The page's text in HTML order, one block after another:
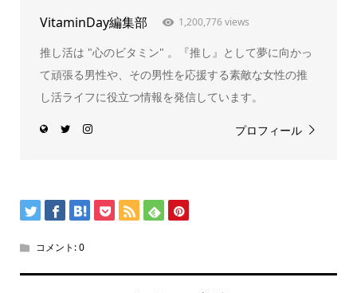
VitaminDay編集部 1,200,776 views
推し活は "心のビタミン" 。『推し』として夢に向かっ
て頑張る男性や、その男性を応援する素敵な女性の推
し活ライフに役立つ情報を発信しています。
プロフィール
コメント:0